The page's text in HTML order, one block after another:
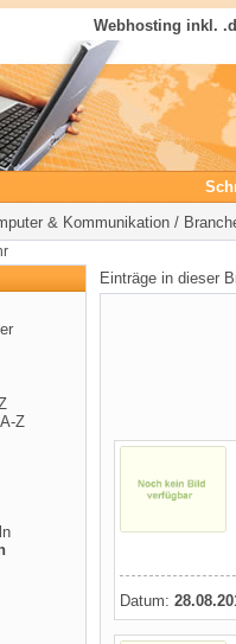
Webhosting inkl.
& Kommunikation /
Z
Einträge in dieser
Datum: